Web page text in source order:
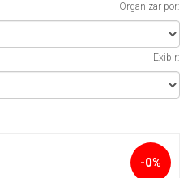
Organizar por:
Exibir:
-0%